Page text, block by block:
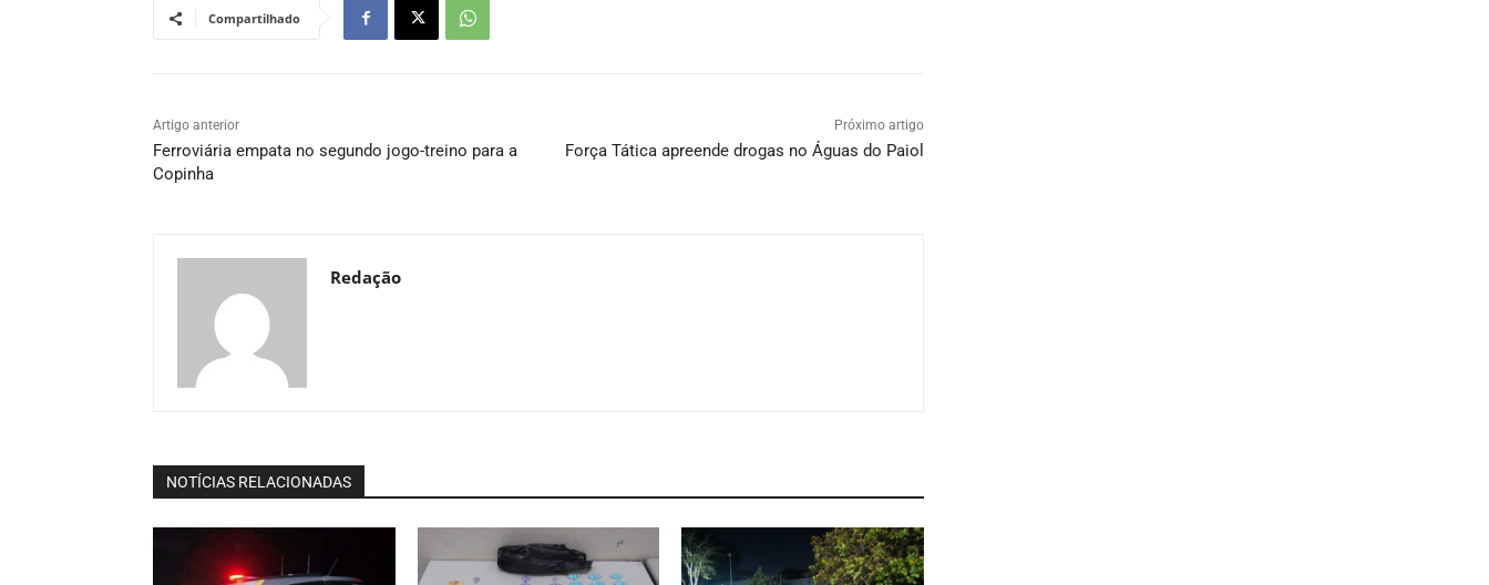
Compartilhado
Artigo anterior
Ferroviária empata no segundo jogo-treino para a
Copinha
Próximo artigo
Força Tática apreende drogas no Águas do Paiol
Redação
NOTÍCIAS RELACIONADAS